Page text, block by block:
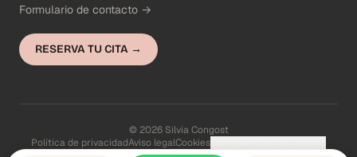
Formulario de contacto →
RESERVA TU CITA →
© 2026 Silvia Congost
Política de privacidadAviso legalCookies